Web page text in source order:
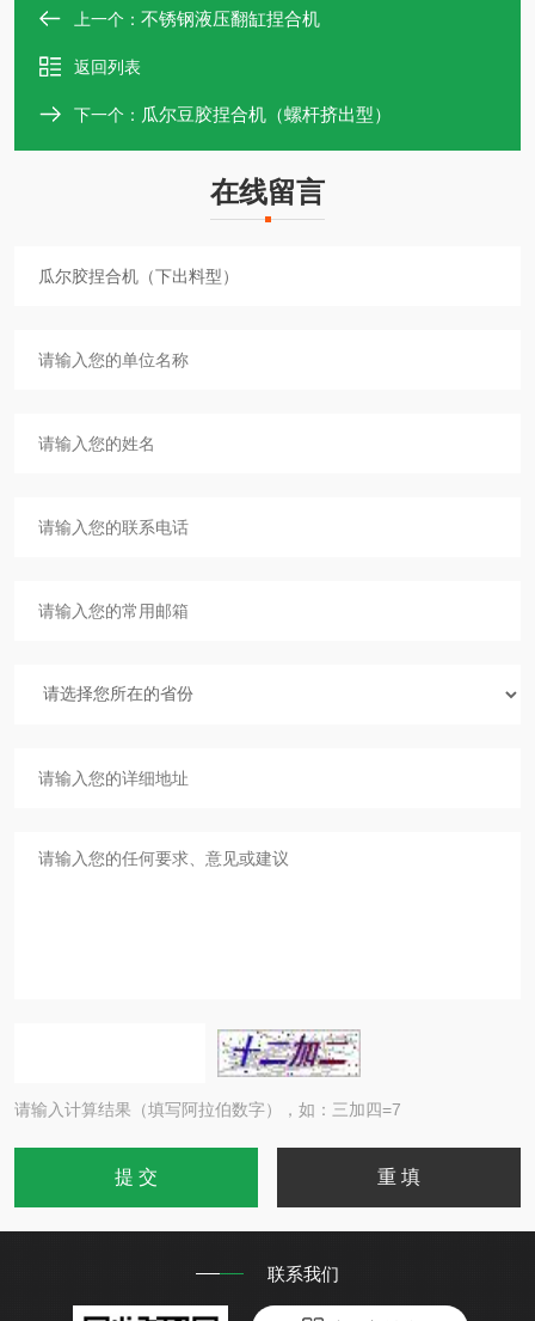
上一个： 不锈钢液压翻缸捏合机
返回列表
下一个： 瓜尔豆胶捏合机（螺杆挤出型）
在线留言
请输入计算结果（填写阿拉伯数字），如：三加四=7
联系我们